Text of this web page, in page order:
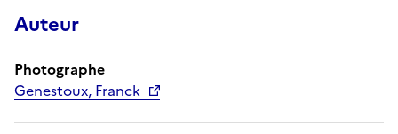
Auteur
Photographe
Genestoux, Franck